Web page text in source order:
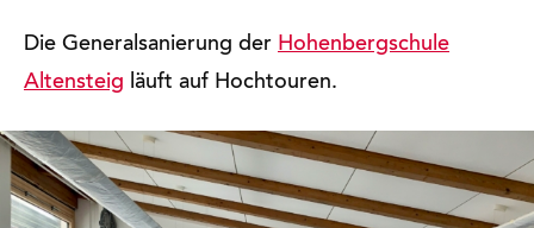
Die Generalsanierung der Hohenbergschule
Altensteig läuft auf Hochtouren.